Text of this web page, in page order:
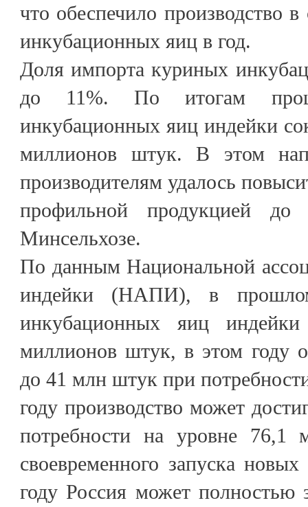
что обеспечило производство
инкубационных яиц в год.
Доля импорта куриных
до 11%. По итогам
инкубационных яиц индейки
миллионов штук. В этом
производителям удалось
профильной продукцией
Минсельхозе.
По данным Национальной
индейки (НАПИ), в прошлом
инкубационных яиц
миллионов штук, в этом году
до 41 млн штук при
году производство может
потребности на уровне
своевременного запуска
году Россия может полностью